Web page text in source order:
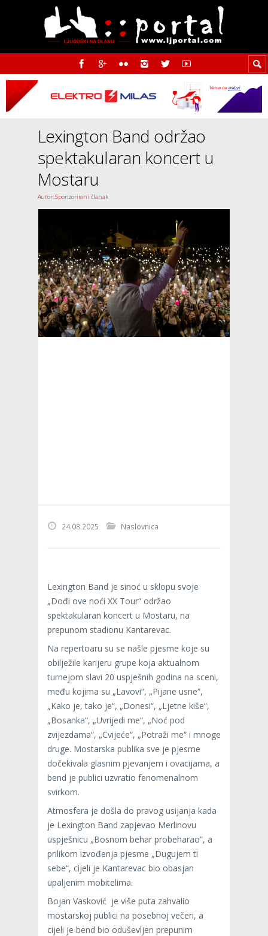
Lexington Band održao
spektakularan koncert u
Mostaru
Autor: Sponzorirani članak
24.08.2025 Naslovnica
Lexington Band je sinoć u sklopu svoje
„Dođi ove noći XX Tour“ održao
spektakularan koncert u Mostaru, na
prepunom stadionu Kantarevac.
Na repertoaru su se našle pjesme koje su
obilježile karijeru grupe koja aktualnom
turnejom slavi 20 uspješnih godina na sceni,
među kojima su „Lavovi“, „Pijane usne“,
„Kako je, tako je“, „Donesi“, „Ljetne kiše“,
„Bosanka“, „Uvrijedi me“, „Noć pod
zvijezdama“, „Cvijeće“, „Potraži me“ i mnoge
druge. Mostarska publika sve je pjesme
dočekivala glasnim pjevanjem i ovacijama, a
bend je publici uzvratio fenomenalnom
svirkom.
Atmosfera je došla do pravog usijanja kada
je Lexington Band zapjevao Merlinovu
uspješnicu „Bosnom behar probeharao”, a
prilikom izvođenja pjesme „Dugujem ti
sebe“, cijeli je Kantarevac bio obasjan
upaljenim mobitelima.
Bojan Vasković je više puta zahvalio
mostarskoj publici na posebnoj večeri, a
cijeli je bend bio oduševljen prepunim